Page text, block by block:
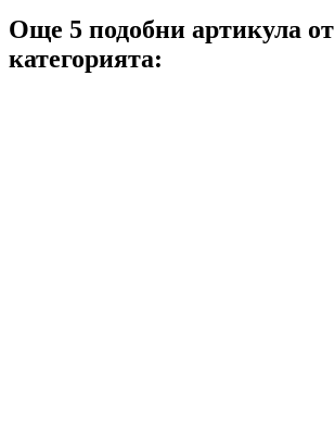
Още 5 подобни артикула от
категорията: